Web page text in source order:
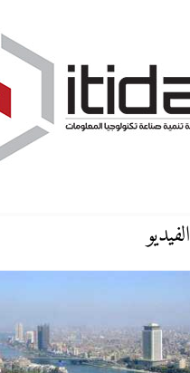
الفيديو